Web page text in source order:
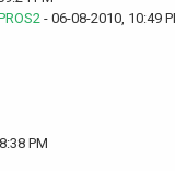
- 06-08-2010, 10:49
PM